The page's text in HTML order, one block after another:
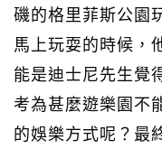
磯的格里菲斯公園
馬上玩耍的時候，
能是迪士尼先生覺
考為甚麼遊樂園不
的娛樂方式呢？最